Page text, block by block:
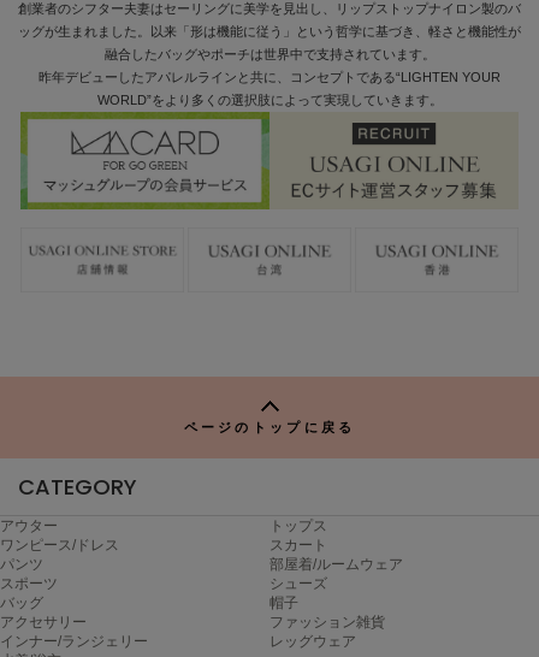
創業者のシフター夫妻はセーリングに美学を見出し、リップストップナイロン製のバ
ッグが生まれました。以来「形は機能に従う」という哲学に基づき、軽さと機能性が
融合したバッグやポーチは世界中で支持されています。
昨年デビューしたアパレルラインと共に、コンセプトである“LIGHTEN YOUR
WORLD”をより多くの選択肢によって実現していきます。
ページのトップに戻る
CATEGORY
アウター
トップス
ワンピース/ドレス
スカート
パンツ
部屋着/ルームウェア
スポーツ
シューズ
バッグ
帽子
アクセサリー
ファッション雑貨
インナー/ランジェリー
レッグウェア